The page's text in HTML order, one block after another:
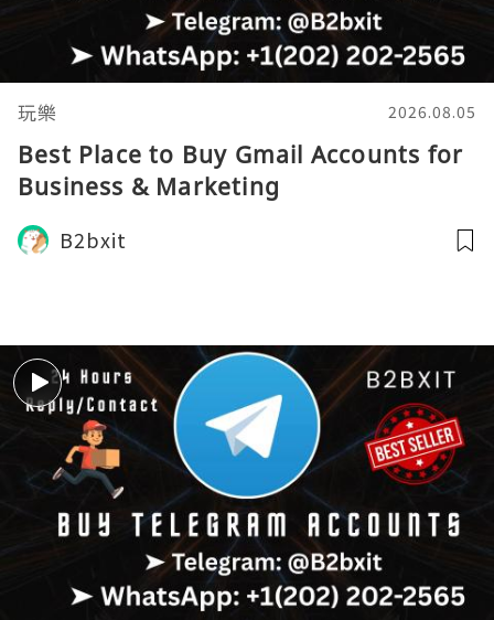
玩樂 2026.08.05
Best Place to Buy Gmail Accounts for
Business & Marketing
B2bxit